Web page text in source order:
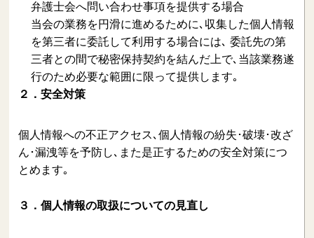
弁護士会へ問い合わせ事項を提供する場合
当会の業務を円滑に進めるために､収集した個人情報
を第三者に委託して利用する場合には､ 委託先の第
三者との間で秘密保持契約を結んだ上で､当該業務遂
行のため必要な範囲に限って提供します｡
２．安全対策
個人情報への不正アクセス､個人情報の紛失･破壊･改ざ
ん･漏洩等を予防し､また是正するための安全対策につ
とめます｡
３．個人情報の取扱についての見直し